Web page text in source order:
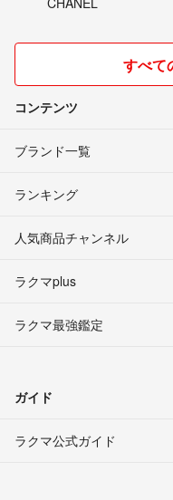
すべて
コンテンツ
ブランド一覧
ランキング
人気商品チャンネル
ラクマplus
ラクマ最強鑑定
ガイド
ラクマ公式ガイド